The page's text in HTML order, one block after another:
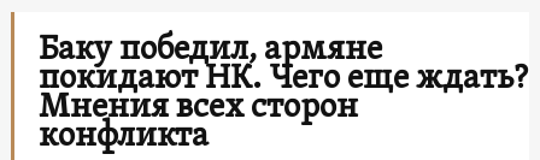
Баку победил, армяне
покидают НК. Чего еще ждать?
Мнения всех сторон
конфликта